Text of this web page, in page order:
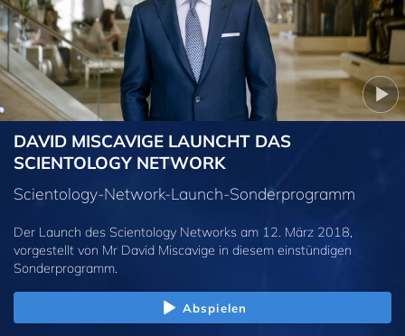
DAVID MISCAVIGE LAUNCHT DAS
SCIENTOLOGY NETWORK
Scientology-Network-Launch-Sonderprogramm
Der Launch des Scientology Networks am 12. März 2018,
vorgestellt von Mr David Miscavige in diesem einstündigen
Sonderprogramm.
Abspielen